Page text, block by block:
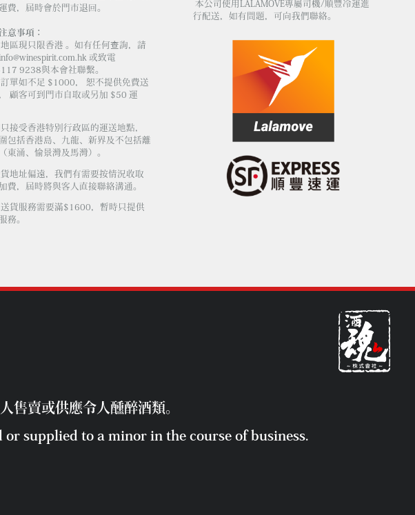
費，屆時會於門市退回。
意事項：
區現只限香港 。如有任何查詢，請
或致電
9238與本會社聯繫。
單如不足 $1000， 恕不提供免費送
顧客可到門市自取或另加 $50 運
接受香港特別行政區的運送地點，
包括香港島、九龍、新界及不包括離
東涌、愉景灣及馬灣）。
地址偏遠，我們有需要按情況收取
費，屆時將與客人直接聯絡溝通。
送貨服務需要滿$1600，暫時只提供
務。
本公司使用LALAMOVE專屬司機/順豐冷運進
行配送，如有問題，可向我們聯絡。
售賣或供應令人醺醉酒類。
supplied to a minor in the course of business.